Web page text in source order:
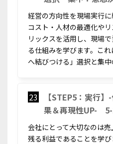
経営の方向性を現場実行
コスト・人材の最適化や
リックスを活用し、現場
る仕組みを学びます。こ
へ結びつける」選択と集
23
【STEP5：実行
果＆再現性UP- 5-
会社にとって大切なのは
残る利益であることを学